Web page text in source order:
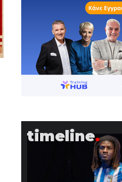
timeline